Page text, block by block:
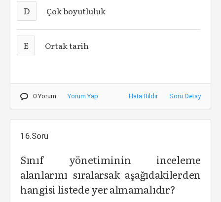
D Çok boyutluluk
E Ortak tarih
0 Yorum Yorum Yap Hata Bildir Soru Detay
16.Soru
Sınıf yönetiminin inceleme
alanlarını sıralarsak aşağıdakilerden
hangisi listede yer almamalıdır?